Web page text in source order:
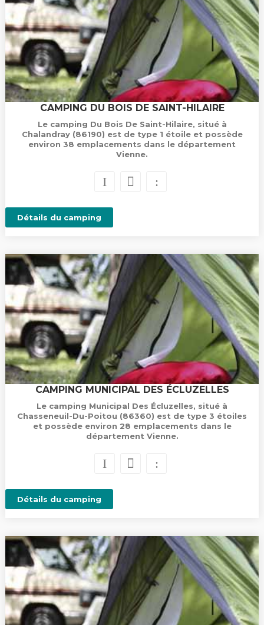
CAMPING DU BOIS DE SAINT-HILAIRE
Le camping Du Bois De Saint-Hilaire, situé à
Chalandray (86190) est de type 1 étoile et possède
environ 38 emplacements dans le département
Vienne.
Détails du camping
CAMPING MUNICIPAL DES ÉCLUZELLES
Le camping Municipal Des Écluzelles, situé à
Chasseneuil-Du-Poitou (86360) est de type 3 étoiles
et possède environ 28 emplacements dans le
département Vienne.
Détails du camping